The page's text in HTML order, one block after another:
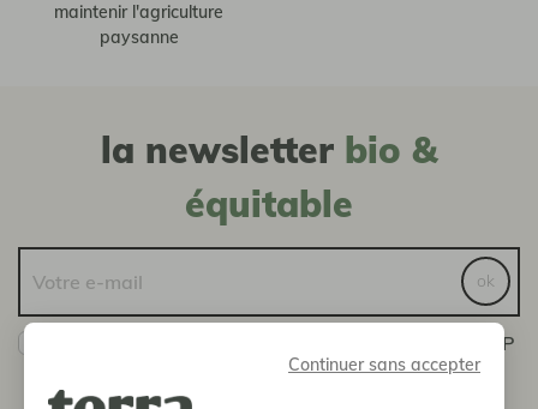
Continuer sans accepter
maintenir l'agriculture
paysanne
la newsletter bio &
équitable
Oui ! Je veux bien recevoir les actualités de la SCOP
ok